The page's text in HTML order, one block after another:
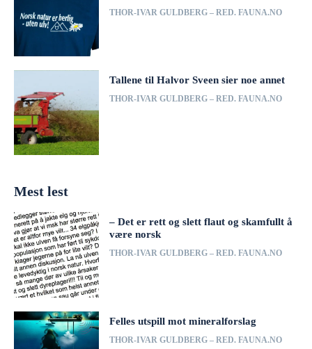
THOR-IVAR GULDBERG – RED. FAUNA.NO
Tallene til Halvor Sveen sier noe annet
THOR-IVAR GULDBERG – RED. FAUNA.NO
Mest lest
– Det er rett og slett flaut og skamfullt å
være norsk
THOR-IVAR GULDBERG – RED. FAUNA.NO
Felles utspill mot mineralforslag
THOR-IVAR GULDBERG – RED. FAUNA.NO